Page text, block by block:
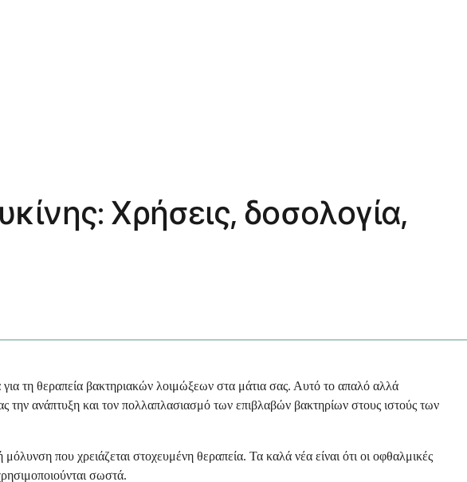
Χρήσεις, δοσολογία,
για τη θεραπεία βακτηριακών λοιμώξεων στα μάτια σας. Αυτό το απαλό αλλά
την ανάπτυξη και τον πολλαπλασιασμό των επιβλαβών βακτηρίων στους ιστούς των
που χρειάζεται στοχευμένη θεραπεία. Τα καλά νέα είναι ότι οι οφθαλμικές
σωστά.